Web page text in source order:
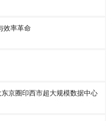
效率革命
京圈印西市超大规模数据中心